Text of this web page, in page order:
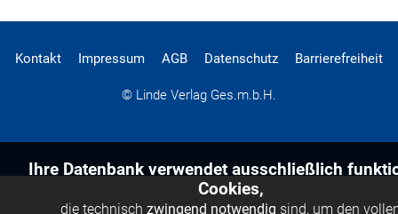
© Linde Verlag Ges.m.b.H.
Kontakt Impressum AGB Datenschutz Barrierefreiheit
Ihre Datenbank verwendet ausschließlich
Cookies,
die technisch zwingend notwendig sind, um den